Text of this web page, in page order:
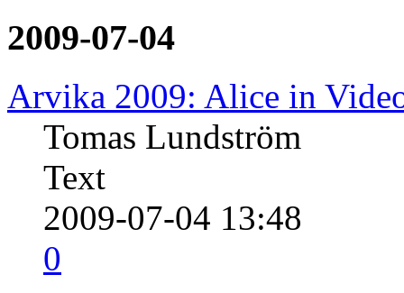
2009-07-04
Arvika 2009: Alice in
Tomas Lundström
Text
2009-07-04 13:48
0